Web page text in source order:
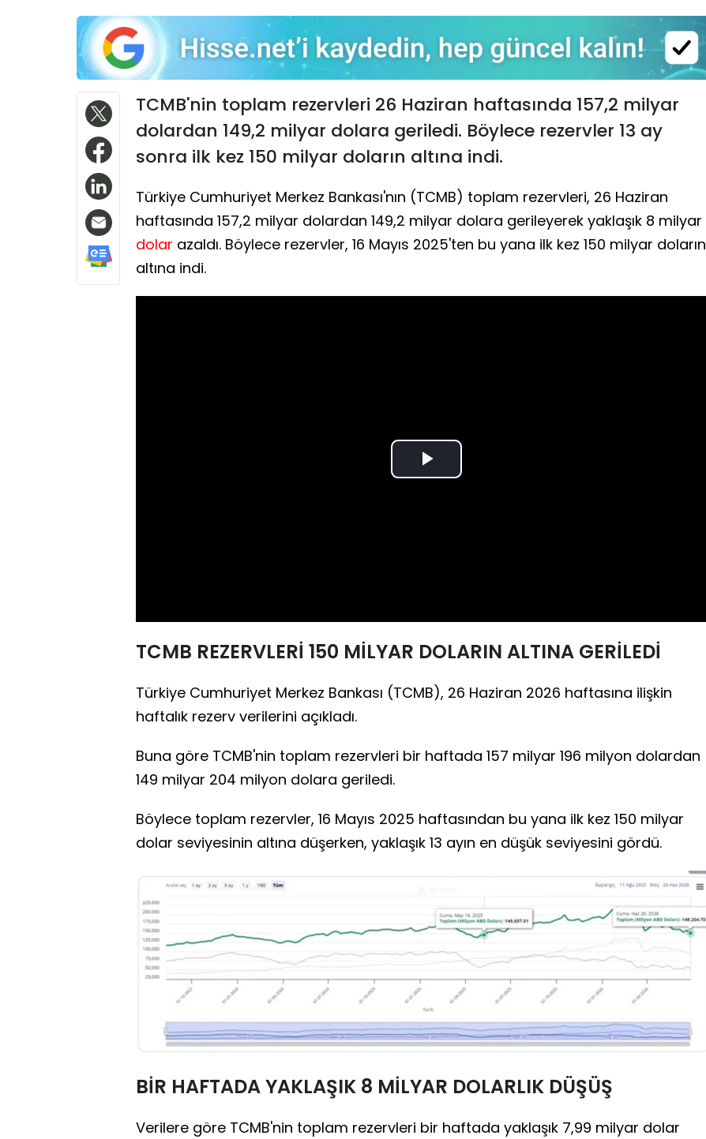
TCMB'nin toplam rezervleri 26 Haziran haftasında 157,2 milyar
dolardan 149,2 milyar dolara geriledi. Böylece rezervler 13 ay
sonra ilk kez 150 milyar doların altına indi.
Türkiye Cumhuriyet Merkez Bankası'nın (TCMB) toplam rezervleri, 26 Haziran
haftasında 157,2 milyar dolardan 149,2 milyar dolara gerileyerek yaklaşık 8 milyar
dolar azaldı. Böylece rezervler, 16 Mayıs 2025'ten bu yana ilk kez 150 milyar doların
altına indi.
Play
TCMB REZERVLERİ 150 MİLYAR DOLARIN ALTINA GERİLEDİ
Türkiye Cumhuriyet Merkez Bankası (TCMB), 26 Haziran 2026 haftasına ilişkin
haftalık rezerv verilerini açıkladı.
Buna göre TCMB'nin toplam rezervleri bir haftada 157 milyar 196 milyon dolardan
149 milyar 204 milyon dolara geriledi.
Böylece toplam rezervler, 16 Mayıs 2025 haftasından bu yana ilk kez 150 milyar
dolar seviyesinin altına düşerken, yaklaşık 13 ayın en düşük seviyesini gördü.
BİR HAFTADA YAKLAŞIK 8 MİLYAR DOLARLIK DÜŞÜŞ
Verilere göre TCMB'nin toplam rezervleri bir haftada yaklaşık 7,99 milyar dolar